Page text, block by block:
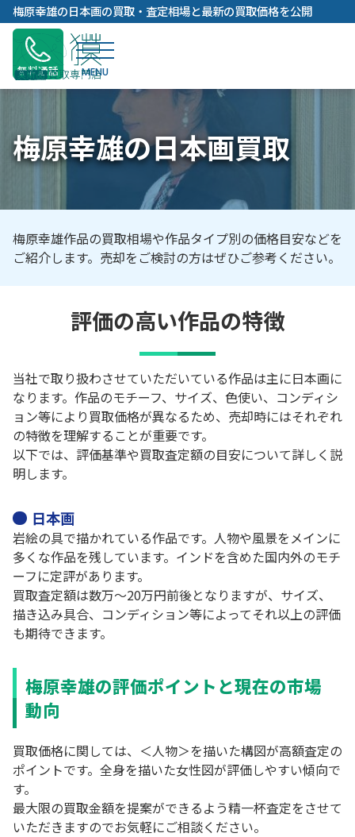
内
容
キ
ッ
プ
梅原幸雄の日本画の買取・査定相場と最新の買取価格を公開
無料通話
梅原幸雄の日本画買取
梅原幸雄作品の買取相場や作品タイプ別の価格目安などを
ご紹介します。売却をご検討の方はぜひご参考ください。
評価の高い作品の特徴
当社で取り扱わさせていただいている作品は主に日本画に
なります。作品のモチーフ、サイズ、色使い、コンディシ
ョン等により買取価格が異なるため、売却時にはそれぞれ
の特徴を理解することが重要です。
以下では、評価基準や買取査定額の目安について詳しく説
明します。
日本画
岩絵の具で描かれている作品です。人物や風景をメインに
多くな作品を残しています。インドを含めた国内外のモチ
ーフに定評があります。
買取査定額は数万～20万円前後となりますが、サイズ、
描き込み具合、コンディション等によってそれ以上の評価
も期待できます。
梅原幸雄の評価ポイントと現在の市場
動向
買取価格に関しては、＜人物＞を描いた構図が高額査定の
ポイントです。全身を描いた女性図が評価しやすい傾向で
す。
最大限の買取金額を提案ができるよう精一杯査定をさせて
いただきますのでお気軽にご相談ください。